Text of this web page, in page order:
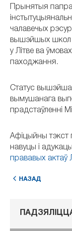
Прынятыя
чалавечых
вышэйшых школ
у Літве ва
паходжання.
Статус
вымушанага
прадстаўленні
Афіцыйны
навуцы і
прававых актаў
НАЗАД